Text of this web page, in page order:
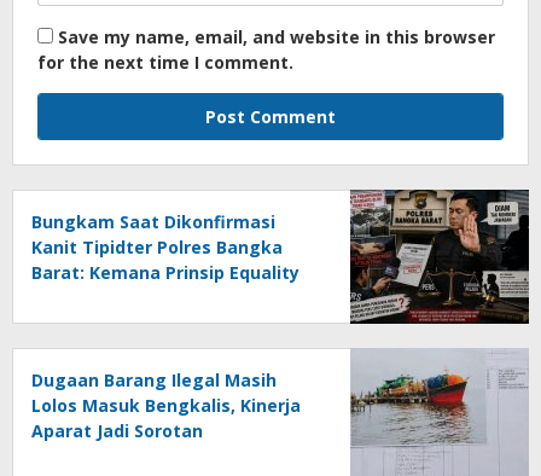
Save my name, email, and website in this browser
for the next time I comment.
Bungkam Saat Dikonfirmasi
Kanit Tipidter Polres Bangka
Barat: Kemana Prinsip Equality
Dugaan Barang Ilegal Masih
Lolos Masuk Bengkalis, Kinerja
Aparat Jadi Sorotan